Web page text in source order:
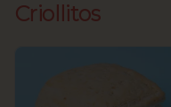
Criollitos